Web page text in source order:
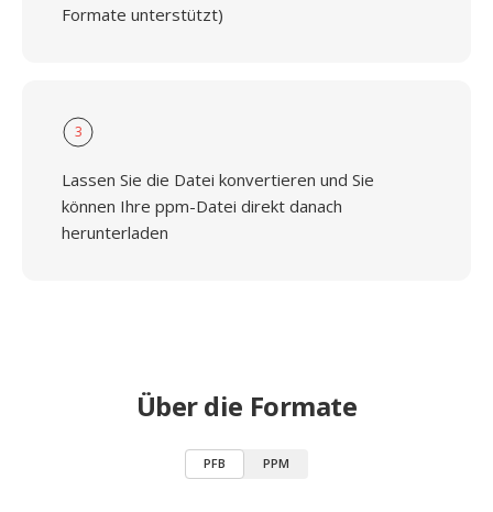
Formate unterstützt)
3
Lassen Sie die Datei konvertieren und Sie
können Ihre ppm-Datei direkt danach
herunterladen
Über die Formate
PFB PPM